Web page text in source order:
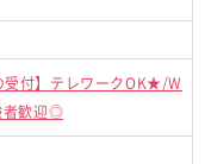
受付】テレワークOK★/W
者歓迎◎